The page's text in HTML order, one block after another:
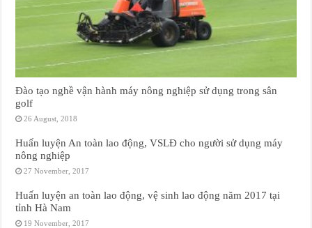
Đào tạo nghề vận hành máy nông nghiệp sử dụng trong sân
golf
26 August, 2018
Huấn luyện An toàn lao động, VSLĐ cho người sử dụng máy
nông nghiệp
27 November, 2017
Huấn luyện an toàn lao động, vệ sinh lao động năm 2017 tại
tỉnh Hà Nam
19 November, 2017